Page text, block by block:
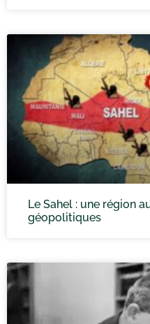
Le Sahel : une région
géopolitiques